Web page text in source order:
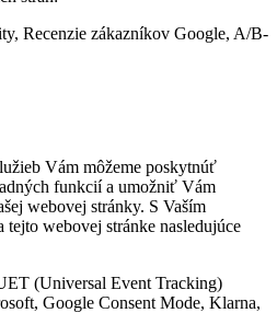
Recenzie zákazníkov Google, A/B-
Vám môžeme poskytnúť
funkcií a umožniť Vám
webovej stránky. S Vaším
tejto webovej stránke nasledujúce
(Universal Event Tracking)
Google Consent Mode, Klarna,